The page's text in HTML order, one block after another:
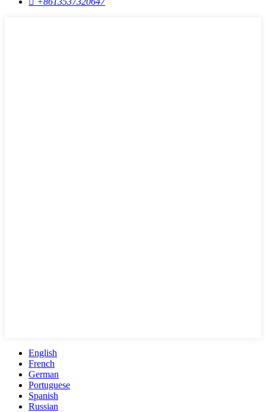
English
French
German
Portuguese
Spanish
Russian